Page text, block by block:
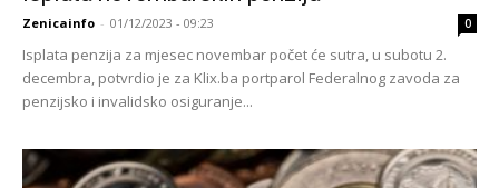
Zenicainfo - 01/12/2023 - 09:23 0
Isplata penzija za mjesec novembar počet će sutra, u subotu 2.
decembra, potvrdio je za Klix.ba portparol Federalnog zavoda za
penzijsko i invalidsko osiguranje...